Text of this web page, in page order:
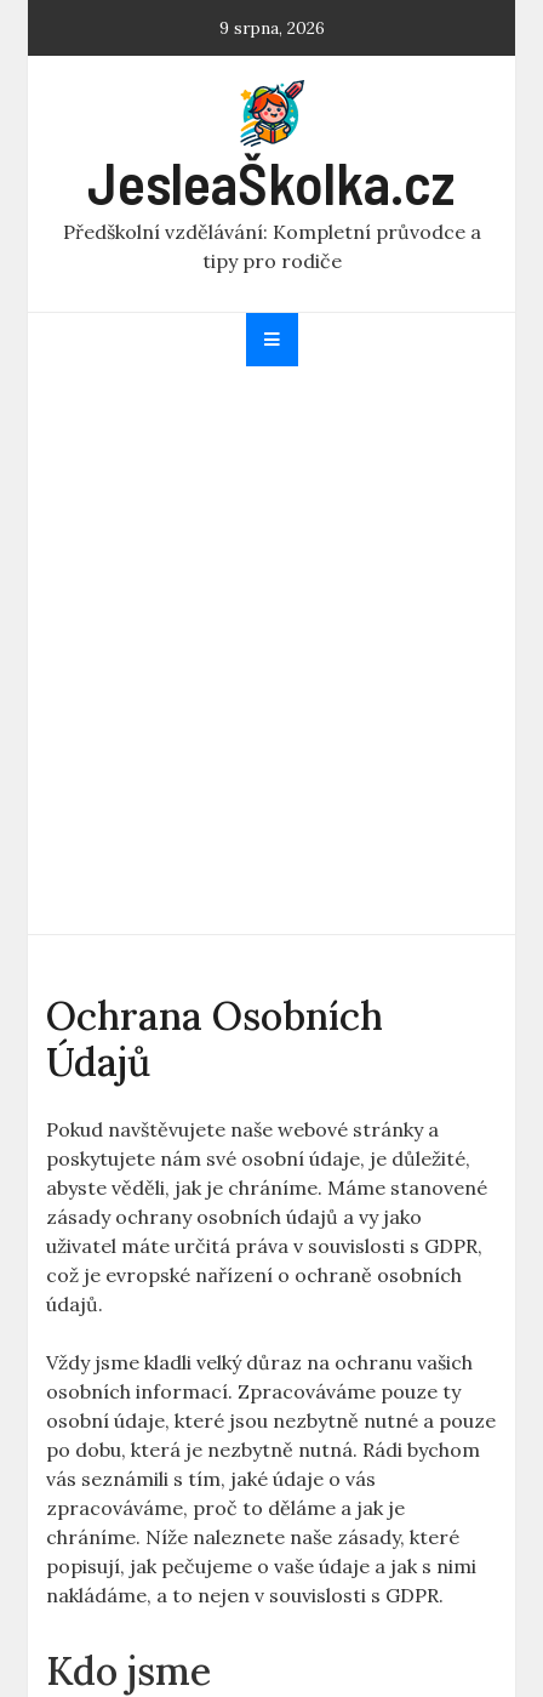
9 srpna, 2026
JesleaŠkolka.cz
Předškolní vzdělávání: Kompletní průvodce a
tipy pro rodiče
Ochrana Osobních
Údajů
Pokud navštěvujete naše webové stránky a
poskytujete nám své osobní údaje, je důležité,
abyste věděli, jak je chráníme. Máme stanovené
zásady ochrany osobních údajů a vy jako
uživatel máte určitá práva v souvislosti s GDPR,
což je evropské nařízení o ochraně osobních
údajů.
Vždy jsme kladli velký důraz na ochranu vašich
osobních informací. Zpracováváme pouze ty
osobní údaje, které jsou nezbytně nutné a pouze
po dobu, která je nezbytně nutná. Rádi bychom
vás seznámili s tím, jaké údaje o vás
zpracováváme, proč to děláme a jak je
chráníme. Níže naleznete naše zásady, které
popisují, jak pečujeme o vaše údaje a jak s nimi
nakládáme, a to nejen v souvislosti s GDPR.
Kdo jsme